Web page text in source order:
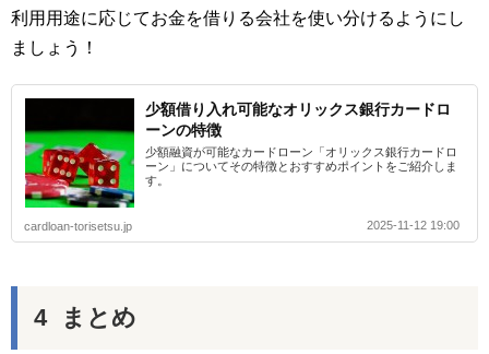
利用用途に応じてお金を借りる会社を使い分けるようにし
ましょう！
少額借り入れ可能なオリックス銀行カードロ
ーンの特徴
少額融資が可能なカードローン「オリックス銀行カードロ
ーン」についてその特徴とおすすめポイントをご紹介しま
す。
cardloan-torisetsu.jp 2025-11-12 19:00
まとめ